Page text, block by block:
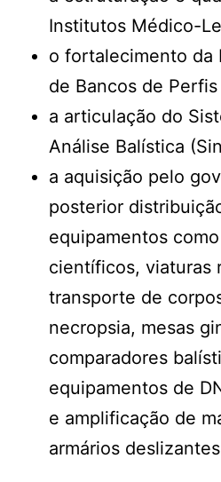
Institutos Médico-
o fortalecimento da
de Bancos de
a articulação do
Análise Balística
a aquisição pelo
posterior
equipamentos
científicos, viaturas
transporte de
necropsia, mesas
comparadores
equipamentos de
e amplificação de
armários